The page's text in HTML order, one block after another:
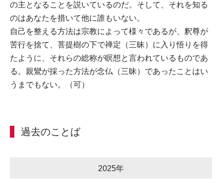
の主となることを説いているのだ。そして、それを知る
のはあなたを措いて他に誰もいない。
自己を整える方法は宗教によって様々であるが、釈尊が
苦行を捨て、菩提樹の下で禅定（三昧）に入り悟りを得
たように、それらの総称が瞑想と言われているものであ
る。親鸞が採った方法が念仏（三昧）であったことはい
うまでもない。（可）
過去のことば
2025年